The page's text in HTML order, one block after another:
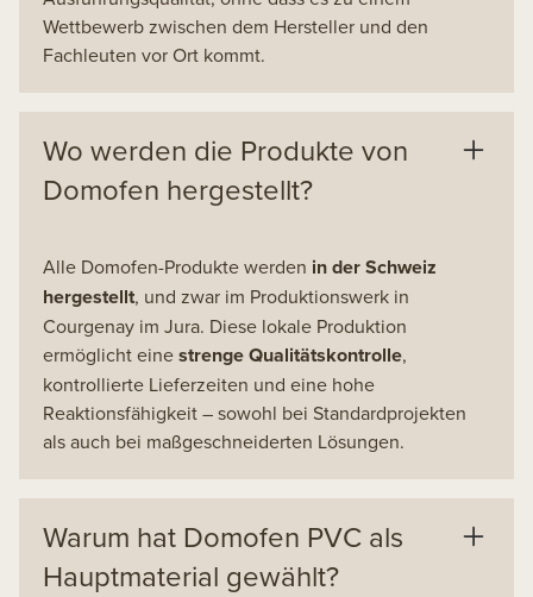
Wettbewerb zwischen dem Hersteller und den
Fachleuten vor Ort kommt.
Wo werden die Produkte von
Domofen hergestellt?
Alle Domofen-Produkte werden in der Schweiz
hergestellt, und zwar im Produktionswerk in
Courgenay im Jura. Diese lokale Produktion
ermöglicht einestrenge Qualitätskontrolle,
kontrollierte Lieferzeiten und eine hohe
Reaktionsfähigkeit – sowohl bei Standardprojekten
als auch bei maßgeschneiderten Lösungen.
Warum hat Domofen PVC als
Hauptmaterial gewählt?